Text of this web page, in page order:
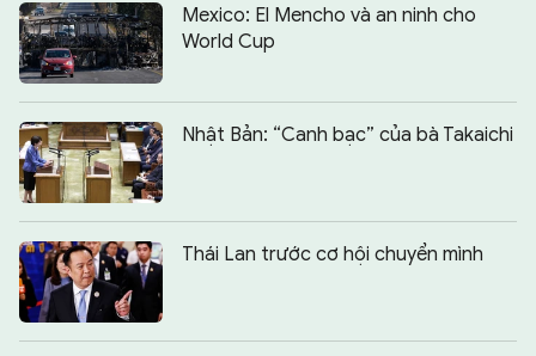
Mexico: El Mencho và an ninh cho
World Cup
Nhật Bản: “Canh bạc” của bà Takaichi
Thái Lan trước cơ hội chuyển mình